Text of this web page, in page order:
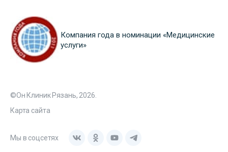
Компания года в номинации «Медицинские
услуги»
©Он Клиник Рязань, 2026.
Карта сайта
Мы в соцсетях